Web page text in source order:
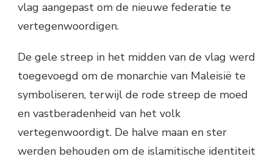
vlag aangepast om de nieuwe federatie te
vertegenwoordigen.
De gele streep in het midden van de vlag werd
toegevoegd om de monarchie van Maleisië te
symboliseren, terwijl de rode streep de moed
en vastberadenheid van het volk
vertegenwoordigt. De halve maan en ster
werden behouden om de islamitische identiteit